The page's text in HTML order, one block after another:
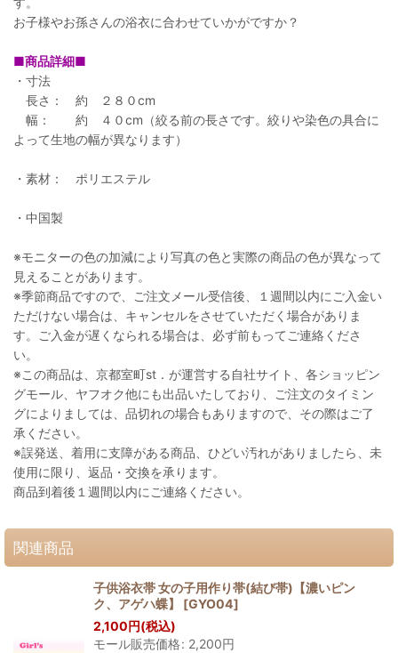
お子様やお孫さんの浴衣に合わせていかがですか？
■商品詳細■
・寸法
長さ： 約 ２８０cm
幅： 約 ４０cm（絞る前の長さです。絞りや染色の具合に
よって生地の幅が異なります）
・素材： ポリエステル
・中国製
※モニターの色の加減により写真の色と実際の商品の色が異なって
見えることがあります。
※季節商品ですので、ご注文メール受信後、１週間以内にご入金い
ただけない場合は、キャンセルをさせていただく場合がありま
す。ご入金が遅くなられる場合は、必ず前もってご連絡くださ
い。
※この商品は、京都室町st．が運営する自社サイト、各ショッピン
グモール、ヤフオク他にも出品いたしており、ご注文のタイミン
グによりましては、品切れの場合もありますので、その際はご了
承ください。
※誤発送、着用に支障がある商品、ひどい汚れがありましたら、未
使用に限り、返品・交換を承ります。
商品到着後１週間以内にご連絡ください。
関連商品
子供浴衣帯 女の子用作り帯(結び帯)【濃いピン
ク、アゲハ蝶】
[GYO04]
2,100円(税込)
モール販売価格: 2,200円